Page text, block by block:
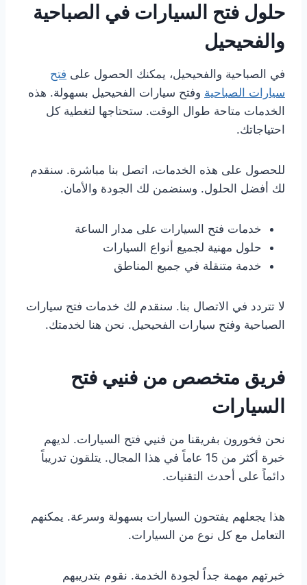
حلول فتح السيارات في الصباحية
والفحيحيل
في الصباحية والفحيحيل، يمكنك الحصول على فتح
سيارات الصباحية وفتح سيارات الفحيحيل بسهولة. هذه
الخدمات متاحة طوال الوقت. ستحتاجها لتغطية كل
احتياجاتك.
للحصول على هذه الخدمات، اتصل بنا مباشرة. سنقدم
لك أفضل الحلول. وسنضمن لك الجودة والأمان.
خدمات فتح السيارات على مدار الساعة
حلول مهنية لجميع أنواع السيارات
خدمة متنقلة في جميع المناطق
لا تتردد في الاتصال بنا. سنقدم لك خدمات فتح سيارات
الصباحية وفتح سيارات الفحيحيل. نحن هنا لخدمتك.
فريق متخصص من فنيي فتح
السيارات
نحن فخورون بفريقنا من فنيي فتح السيارات. لديهم
خبرة أكثر من 15 عاماً في هذا المجال. يتلقون تدريباً
دائماً على أحدث التقنيات.
هذا يجعلهم يفتحون السيارات بسهولة وسرعة. يمكنهم
التعامل مع كل نوع من السيارات.
خبرتهم مهمة جداً لجودة الخدمة. نقوم بتدريبهم